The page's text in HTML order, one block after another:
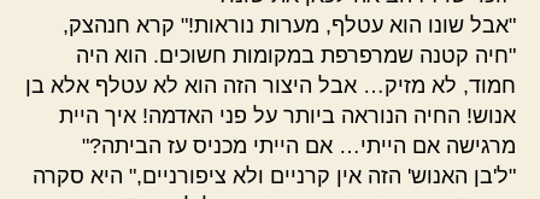
"אבל שונו הוא עטלף, מערות נוראות!" קרא חנהצק,
"חיה קטנה שמרפרפת במקומות חשוכים. הוא היה
חמוד, לא מזיק… אבל היצור הזה הוא לא עטלף אלא בן
אנוש! החיה הנוראה ביותר על פני האדמה! איך היית
מרגישה אם הייתי… אם הייתי מכניס עז הביתה?"
"ל'בן האנוש' הזה אין קרניים ולא ציפורניים," היא סקרה